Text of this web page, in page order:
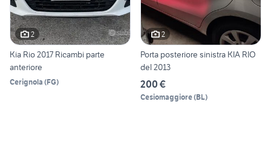
2
Kia Rio 2017 Ricambi parte
anteriore
Cerignola (FG)
2
Porta posteriore sinistra KIA RIO
del 2013
200 €
Cesiomaggiore(BL)